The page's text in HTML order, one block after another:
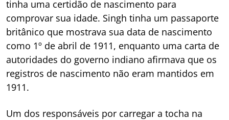
tinha uma certidão de nascimento para
comprovar sua idade. Singh tinha um passaporte
britânico que mostrava sua data de nascimento
como 1º de abril de 1911, enquanto uma carta de
autoridades do governo indiano afirmava que os
registros de nascimento não eram mantidos em
1911.
Um dos responsáveis por carregar a tocha na